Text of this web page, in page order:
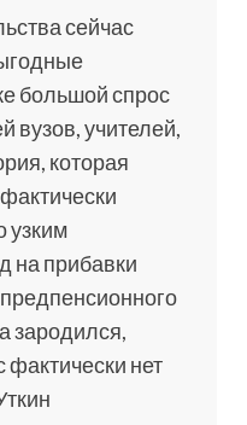
сейчас
большой спрос
вузов, учителей,
которая
узким
на прибавки
зародился,
фактически нет